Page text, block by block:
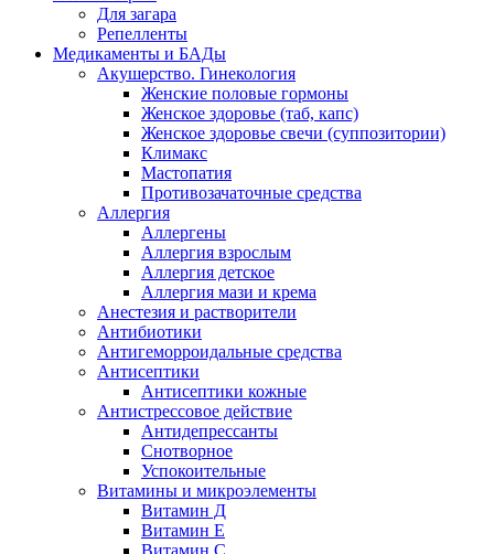
Для загара
Репелленты
Медикаменты и БАДы
Акушерство. Гинекология
Женские половые гормоны
Женское здоровье (таб, капс)
Женское здоровье свечи (суппозитории)
Климакс
Мастопатия
Противозачаточные средства
Аллергия
Аллергены
Аллергия взрослым
Аллергия детское
Аллергия мази и крема
Анестезия и растворители
Антибиотики
Антигеморроидальные средства
Антисептики
Антисептики кожные
Антистрессовое действие
Антидепрессанты
Снотворное
Успокоительные
Витамины и микроэлементы
Витамин Д
Витамин Е
Витамин С